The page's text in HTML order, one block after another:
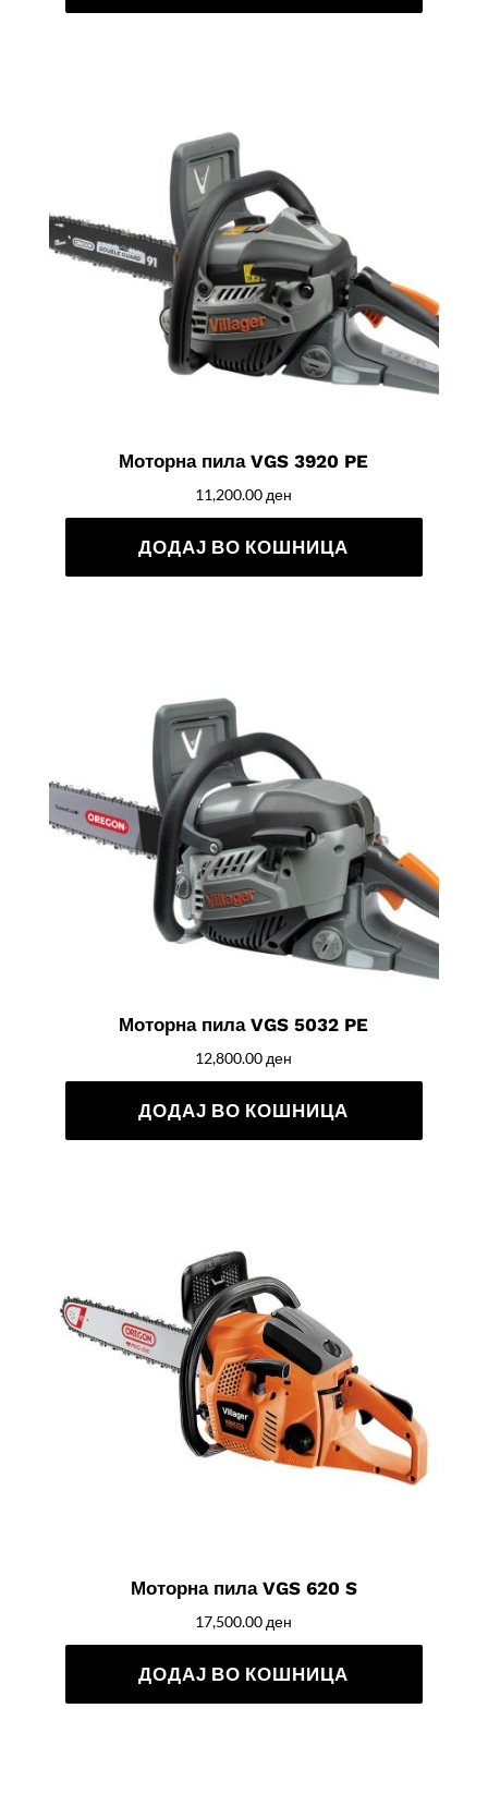
Моторна пила VGS 3920 PE
11,200.00 ден
ДОДАЈ ВО КОШНИЦА
Моторна пила VGS 5032 PE
12,800.00 ден
ДОДАЈ ВО КОШНИЦА
Моторна пила VGS 620 S
17,500.00 ден
ДОДАЈ ВО КОШНИЦА